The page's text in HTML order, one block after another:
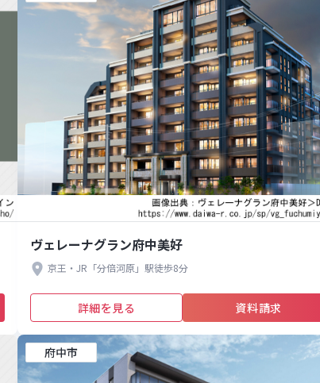
ヴェレーナグラン府中美好
京王・JR「分倍河原」駅徒歩8分
詳細を見る 資料請求
府中市